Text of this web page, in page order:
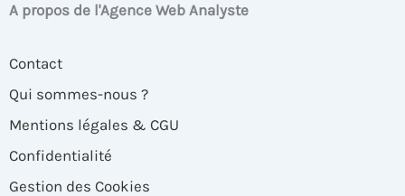
A propos de l'Agence Web Analyste
Contact
Qui sommes-nous ?
Mentions légales & CGU
Confidentialité
Gestion des Cookies